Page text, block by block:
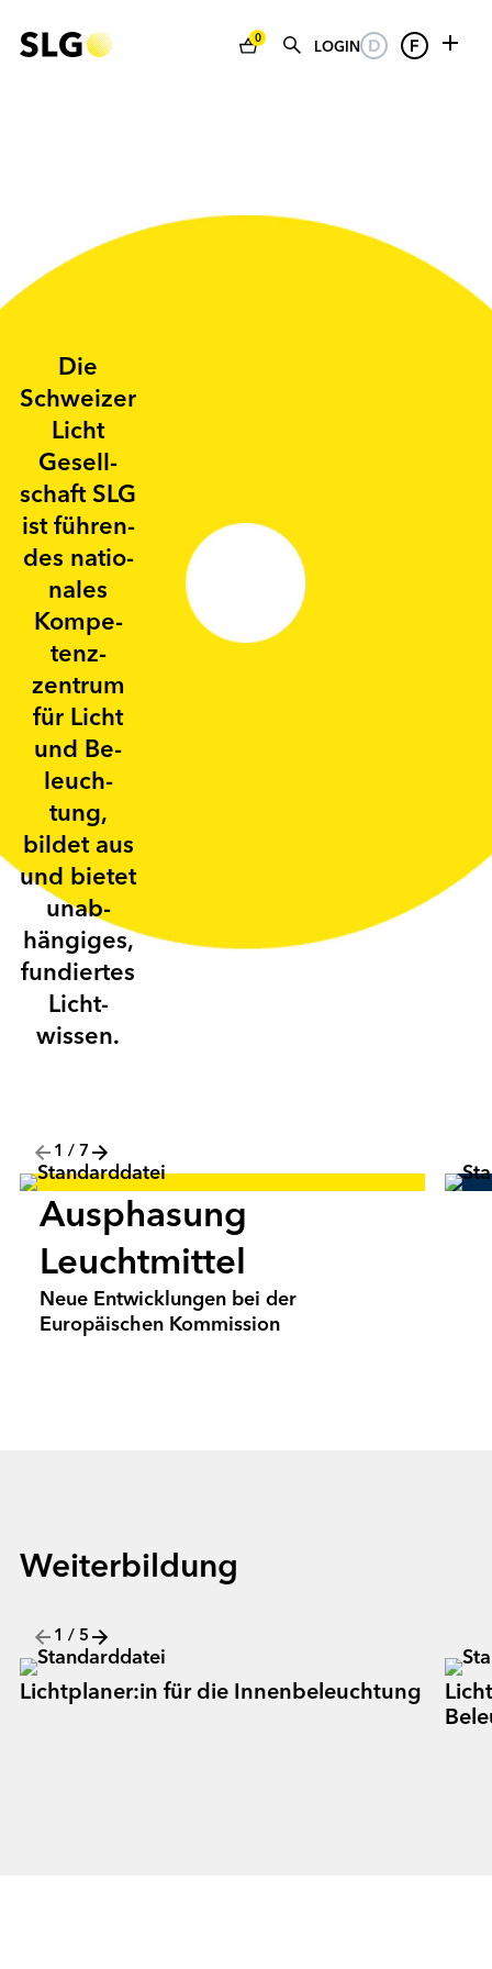
0
LOGIN
Die
Schweizer
Licht
Gesell­
schaft SLG
ist führen­
des natio­
nales
Kom­pe­
tenz­
zentrum
für Licht
und Be­
leuch­
tung,
bildet aus
und bietet
un­ab­
häng­iges,
fun­dier­tes
Licht­­
wissen.
1 / 7
Ausphasung
Leuchtmittel
Neue Entwicklungen bei der
Europäischen Kommission
Weiterbildung
1 / 5
Lichtplaner:in für die Innenbeleuchtung